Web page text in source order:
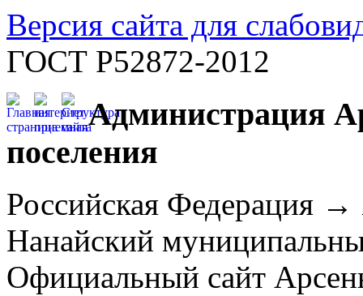
Версия сайта для
ГОСТ Р52872-2012
Администрация
поселения
Российская Федерация
Нанайский
Официальный сайт